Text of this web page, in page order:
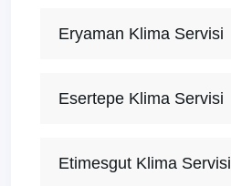
Eryaman Klima Servisi
Esertepe Klima Servisi
Etimesgut Klima Servisi